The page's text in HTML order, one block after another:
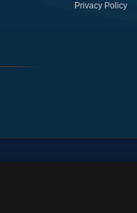
Privacy Policy